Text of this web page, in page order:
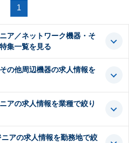
1
ア／ネットワーク機器・そ
集一覧を見る
の他周辺機器の求人情報を
アの求人情報を業種で絞り
アの求人情報を勤務地で絞